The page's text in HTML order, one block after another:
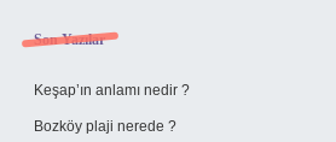
Sidebar
Son Yazılar
Keşap’ın anlamı nedir ?
Bozköy plaji nerede ?